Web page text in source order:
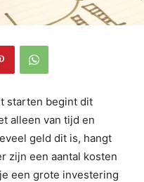
starten begint dit
alleen van tijd en
geld dit is, hangt
zijn een aantal kosten
een grote investering